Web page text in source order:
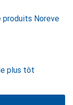
produits Noreve
plus tôt